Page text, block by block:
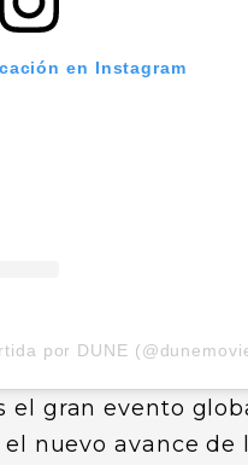
en Instagram
por DUNE
el gran evento
nuevo avance de